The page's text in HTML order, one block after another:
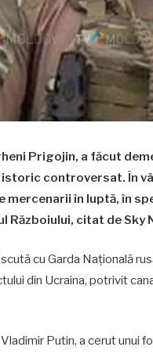
Prigojin, a făcut
controversat. În
mercenarii în luptă, în
citat de Sky
cu Garda Națională
din Ucraina, potrivit
Putin, a cerut unui